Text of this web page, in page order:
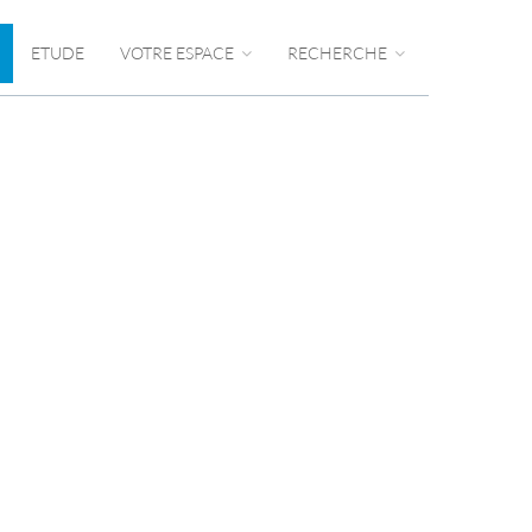
ETUDE VOTRE ESPACE RECHERCHE